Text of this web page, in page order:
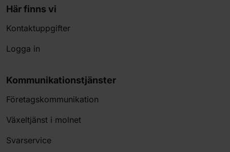
Här finns vi
Kontaktuppgifter
Logga in
Kommunikationstjänster
Företagskommunikation
Växeltjänst i molnet
Svarservice